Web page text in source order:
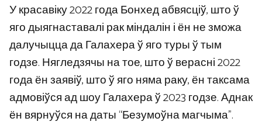
У красавіку 2022 года Бонхед абвясціў, што ў
яго дыягнаставалі рак міндалін і ён не зможа
далучыцца да Галахера ў яго туры ў тым
годзе. Нягледзячы на ​​тое, што ў верасні 2022
года ён заявіў, што ў яго няма раку, ён таксама
адмовіўся ад шоу Галахера ў 2023 годзе. Аднак
ён вярнуўся на даты “Безумоўна магчыма”.